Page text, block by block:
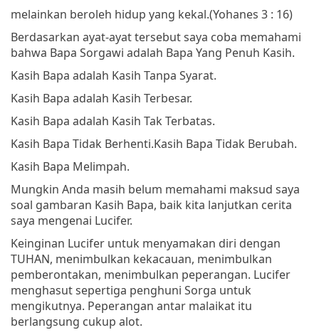
melainkan beroleh hidup yang kekal.(Yohanes 3 : 16)
Berdasarkan ayat-ayat tersebut saya coba memahami
bahwa Bapa Sorgawi adalah Bapa Yang Penuh Kasih.
Kasih Bapa adalah Kasih Tanpa Syarat.
Kasih Bapa adalah Kasih Terbesar.
Kasih Bapa adalah Kasih Tak Terbatas.
Kasih Bapa Tidak Berhenti.Kasih Bapa Tidak Berubah.
Kasih Bapa Melimpah.
Mungkin Anda masih belum memahami maksud saya
soal gambaran Kasih Bapa, baik kita lanjutkan cerita
saya mengenai Lucifer.
Keinginan Lucifer untuk menyamakan diri dengan
TUHAN, menimbulkan kekacauan, menimbulkan
pemberontakan, menimbulkan peperangan. Lucifer
menghasut sepertiga penghuni Sorga untuk
mengikutnya. Peperangan antar malaikat itu
berlangsung cukup alot.